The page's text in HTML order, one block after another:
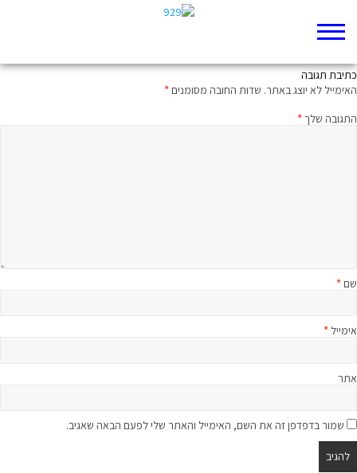
כתיבת תגובה
האימייל לא יוצג באתר. שדות החובה מסומנים*
התגובה שלך*
שם*
אימייל *
אתר
שמור בדפדפן זה את השם, האימייל והאתר שלי לפעם הבאה שאגיב.